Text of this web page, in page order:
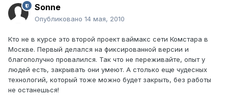
Sonne
Опубликовано 14 мая, 2010
Кто не в курсе это второй проект ваймакс сети Комстара в
Москве. Первый делался на фиксированной версии и
благополучно провалился. Так что не переживайте, опыт у
людей есть, закрывать они умеют. А столько еще чудесных
технологий, который тоже можно будет закрыть, без работы
не останешься!